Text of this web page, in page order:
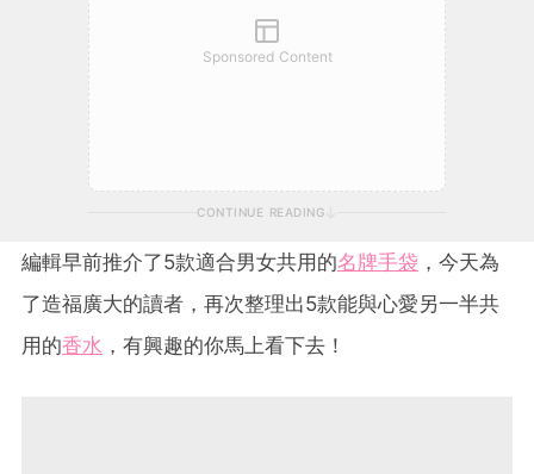
Sponsored Content
CONTINUE READING
編輯早前推介了5款適合男女共用的名牌手袋 ，今天為
了造福廣大的讀者，再次整理出5款能與心愛另一半共
用的香水 ，有興趣的你馬上看下去！